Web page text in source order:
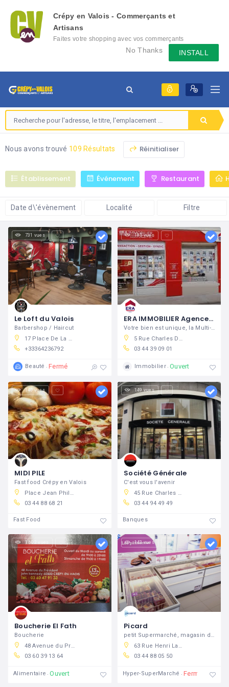
Crépy en Valois - Commerçants et
Artisans
Faites votre shopping avec vos commerçants
locaux depuis votre mobile, échangez des
messages avec eux, consultez le évènement
No Thanks INSTALL
Nous avons trouvé 109 Résultats Réinitialiser
Établissement Événement Restaurant
Date d\'évènement Localité Filtre
731 vues
Le Loft du Valois
Barbershop / Haircut
17 Place De La République, 60800 Crépy-en-Valois, France
+33364236792
Beauté Fermé
185 vues
ERA IMMOBILIER Agence Jeanne d'Arc
Votre bien est unique, la Multi-Expertise ERA détermine son juste prix
5 Rue Charles De Gaulle, 60800 Crépy-en-Valois, France
03 44 39 09 01
Immobilier Ouvert
140 vues
MIDI PILE
Fast food Crépy en Valois
Place Jean Philippe Rameau, 60800 Crépy-en-Valois, France
03 44 88 68 21
Fast Food
149 vues
Société Générale
C'est vous l'avenir
45 Rue Charles De Gaulle, 60800 Crépy-en-Valois, France
03 44 94 49 49
Banques
1 602 vues
Boucherie El Fath
Boucherie
48 Avenue du Président John Kennedy, crépy
03 60 39 13 64
Alimentaire Ouvert
143 vues
Picard
63 Rue Henri Laroche, 60800 Crépy-en-Valois, France
03 44 88 05 50
Hyper-SuperMarché Fermé